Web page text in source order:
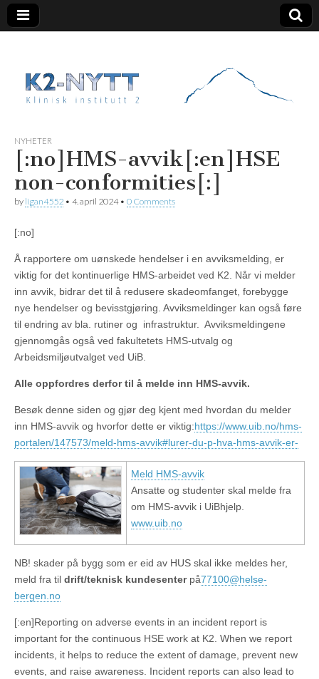
K2 Nytt
NYHETER
[:no]HMS-avvik[:en]HSE
non-conformities[:]
by ligan4552 • 4. april 2024• 0 Comments
[:no]
Å rapportere om uønskede hendelser i en avviksmelding, er
viktig for det kontinuerlige HMS-arbeidet ved K2. Når vi melder
inn avvik, bidrar det til å redusere skadeomfanget, forebygge
nye hendelser og bevisstgjøring. Avviksmeldinger kan også føre
til endring av bla. rutiner og infrastruktur. Avviksmeldingene
gjennomgås også ved fakultetets HMS-utvalg og
Arbeidsmiljøutvalget ved UiB.
Alle oppfordres derfor til å melde inn HMS-avvik.
Besøk denne siden og gjør deg kjent med hvordan du melder
inn HMS-avvik og hvorfor dette er viktig:https://www.uib.no/hms-
portalen/147573/meld-hms-avvik#lurer-du-p-hva-hms-avvik-er-
Meld HMS-avvik
Ansatte og studenter skal melde fra
om HMS-avvik i UiBhjelp.
www.uib.no
NB! skader på bygg som er eid av HUS skal ikke meldes her,
meld fra til drift/teknisk kundesenterpå77100@helse-
bergen.no
[:en]Reporting on adverse events in an incident report is
important for the continuous HSE work at K2. When we report
incidents, it helps to reduce the extent of damage, prevent new
events, and raise awareness. Incident reports can also lead to